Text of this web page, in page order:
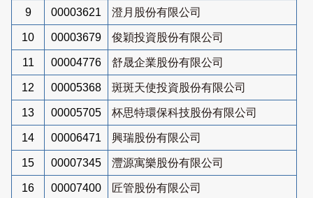
9 00003621 澄月股份有限公司
10 00003679 俊穎投資股份有限公司
11 00004776 舒晟企業股份有限公司
12 00005368 斑斑天使投資股份有限公司
13 00005705 杯思特環保科技股份有限公司
14 00006471 興瑞股份有限公司
15 00007345 灃源寓樂股份有限公司
16 00007400 匠管股份有限公司